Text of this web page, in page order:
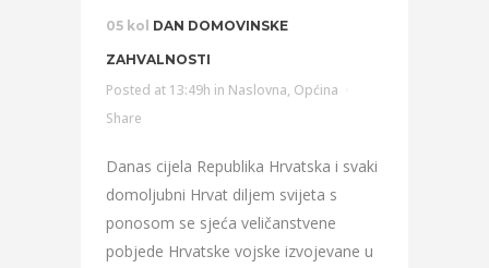
05 kol DAN DOMOVINSKE
ZAHVALNOSTI
Posted at 13:49h in Naslovna, Općina
Share
Danas cijela Republika Hrvatska i svaki
domoljubni Hrvat diljem svijeta s
ponosom se sjeća veličanstvene
pobjede Hrvatske vojske izvojevane u